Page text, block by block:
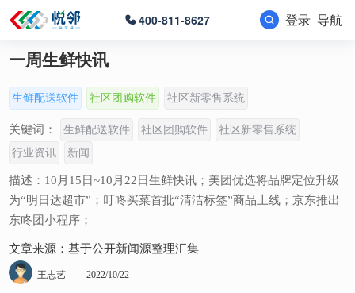
400-811-8627 登录 导航
一周生鲜快讯
生鲜配送软件 社区团购软件 社区新零售系统
关键词： 生鲜配送软件 社区团购软件
社区新零售系统
行业资讯
新闻
描述：10月15日~10月22日生鲜快讯；美团优选将品牌定位升级
为“明日达超市”；叮咚买菜首批“清洁标签”商品上线；京东推出
东咚团小程序；
文章来源：基于公开新闻源整理汇集
王志艺 2022/10/22